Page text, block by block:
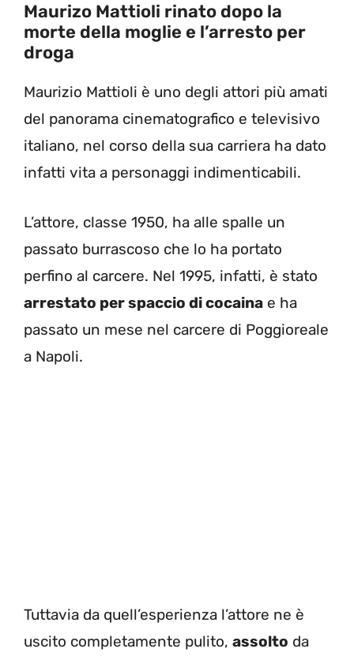
Maurizo Mattioli rinato dopo la
morte della moglie e l’arresto per
droga
Maurizio Mattioli è uno degli attori più amati
del panorama cinematografico e televisivo
italiano, nel corso della sua carriera ha dato
infatti vita a personaggi indimenticabili.
L’attore, classe 1950, ha alle spalle un
passato burrascoso che lo ha portato
perfino al carcere. Nel 1995, infatti, è stato
arrestato per spaccio di cocaina e ha
passato un mese nel carcere di Poggioreale
a Napoli.
Tuttavia da quell’esperienza l’attore ne è
uscito completamente pulito, assolto da